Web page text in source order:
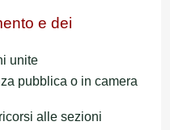
e dei
unite
pubblica o in camera
alle sezioni